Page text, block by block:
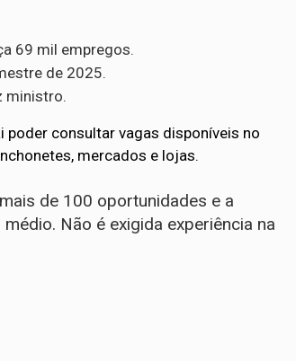
69 mil empregos.
de 2025.
ministro.
poder consultar vagas disponíveis no
mercados e lojas.
de 100 oportunidades e a
Não é exigida experiência na